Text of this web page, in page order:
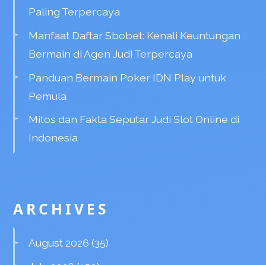
Paling Terpercaya
Manfaat Daftar Sbobet: Kenali Keuntungan
Bermain di Agen Judi Terpercaya
Panduan Bermain Poker IDN Play untuk
Pemula
Mitos dan Fakta Seputar Judi Slot Online di
Indonesia
ARCHIVES
August 2026 (35)